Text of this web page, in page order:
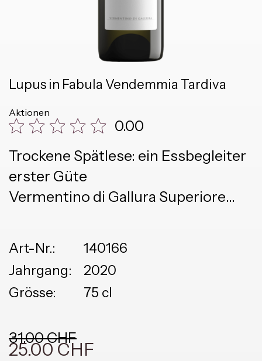
Lupus in Fabula Vendemmia Tardiva
Aktionen
0.00
Trockene Spätlese: ein Essbegleiter
erster Güte
Vermentino di Gallura Superiore
Art-Nr.:
140166
Jahrgang:
2020
Grösse:
75 cl
31.00 CHF
25.00 CHF